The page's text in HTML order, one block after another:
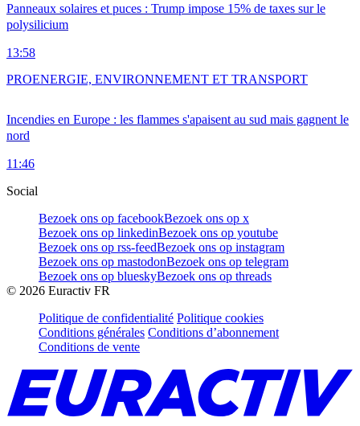
Panneaux solaires et puces : Trump impose 15% de taxes sur le
polysilicium
13:58
Incendies en Europe : les flammes s'apaisent au sud mais gagnent le
nord
11:46
PROENERGIE, ENVIRONNEMENT ET TRANSPORT
Social
Bezoek ons op facebookBezoek ons op x
Bezoek ons op linkedinBezoek ons op youtube
Bezoek ons op rss-feedBezoek ons op instagram
Bezoek ons op mastodonBezoek ons op telegram
Bezoek ons op blueskyBezoek ons op threads
© 2026 Euractiv FR
Politique de confidentialité Politique cookies
Conditions générales Conditions d’abonnement
Conditions de vente